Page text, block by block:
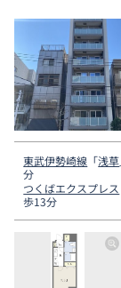
東武伊勢崎線 「浅草
分
つくばエクスプレス
歩13分